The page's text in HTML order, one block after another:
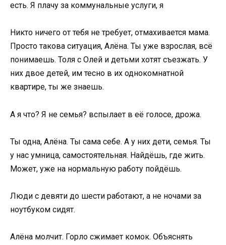
есть. Я плачу за коммунальные услуги, я
Никто ничего от тебя не требует, отмахивается мама.
Просто такова ситуация, Алёна. Ты уже взрослая, всё
понимаешь. Толя с Олей и детьми хотят съезжать. У
них двое детей, им тесно в их однокомнатной
квартире, ты же знаешь.
А я что? Я не семья? вспылает в её голосе, дрожа.
Ты одна, Алёна. Ты сама себе. А у них дети, семья. Ты
у нас умница, самостоятельная. Найдёшь, где жить.
Может, уже на нормальную работу пойдёшь.
Люди с девяти до шести работают, а не ночами за
ноутбуком сидят.
Алёна молчит. Горло сжимает комок. Объяснять